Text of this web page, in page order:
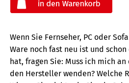
Wenn Sie Fernseher, PC oder
Ware noch fast neu ist und
hat, fragen Sie: Muss ich mich
den Hersteller wenden? Welche